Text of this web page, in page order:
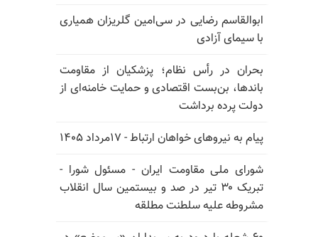
ابوالقاسم رضایی در سی‌امین گلریزان همیاری
با سیمای آزادی
بحران در رأس نظام؛ پزشکیان از مقاومت
باندها، بن‌بست اقتصادی و حمایت خامنه‌ای از
دولت پرده برداشت
پیام به نیروهای خواهان ارتباط - ۱۷مرداد ۱۴۰۵
شورای ملی مقاومت ایران - مسئول شورا -
تبریک ۳۰ تیر در صد و بیستمین سال انقلاب
مشروطه علیه سلطنت مطلقه